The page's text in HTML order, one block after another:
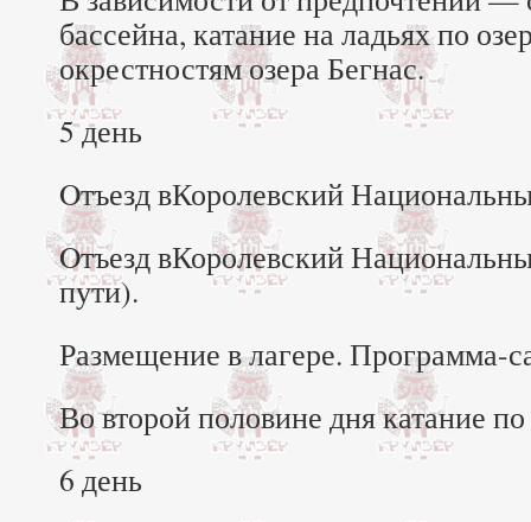
бассейна, катание на ладьях по
окрестностям озера Бегнас.
5 день
Oтъезд вКоролевский
Oтъезд вКоролевский
пути).
Размещение в лагере. Программа-
Во второй половине дня катание
6 день